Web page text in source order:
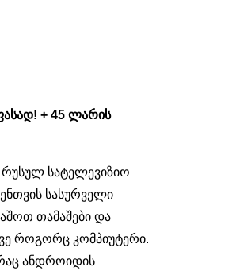
+ 45 ლარის
რუსულ სატელევიზიო
სასურველი
თამაშები და
როგორც კომპიუტერი.
რაც ანდროიდის